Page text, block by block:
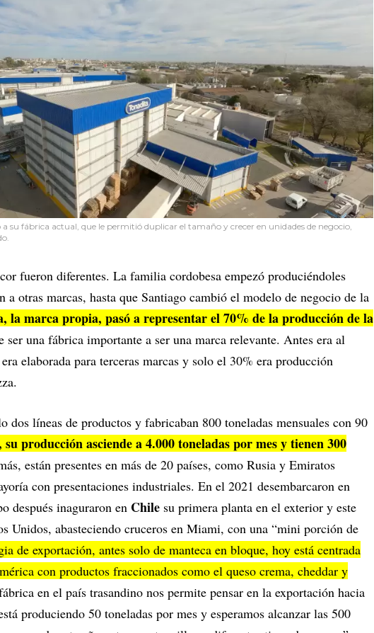
a su fábrica actual, que le permitió duplicar el tamaño y crecer en unidades de negocio,
fueron diferentes. La familia cordobesa empezó produciéndoles
a otras marcas, hasta que Santiago cambió el modelo de negocio de la
la marca propia, pasó a representar el 70% de la producción de la
ser una fábrica importante a ser una marca relevante. Antes era al
elaborada para terceras marcas y solo el 30% era producción
dos líneas de productos y fabricaban 800 toneladas mensuales con 90
su producción asciende a 4.000 toneladas por mes y tienen 300
están presentes en más de 20 países, como Rusia y Emiratos
con presentaciones industriales. En el 2021 desembarcaron en
después inaguraron en Chile su primera planta en el exterior y este
Unidos, abasteciendo cruceros en Miami, con una “mini porción de
de exportación, antes solo de manteca en bloque, hoy está centrada
con productos fraccionados como el queso crema, cheddar y
en el país trasandino nos permite pensar en la exportación hacia
produciendo 50 toneladas por mes y esperamos alcanzar las 500